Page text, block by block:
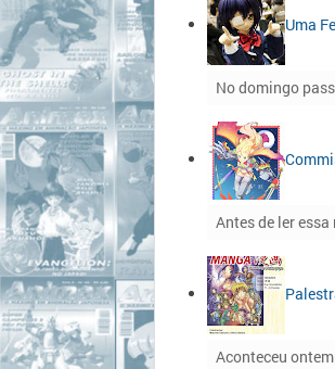
Uma
No domingo
Antes de ler
Aconteceu